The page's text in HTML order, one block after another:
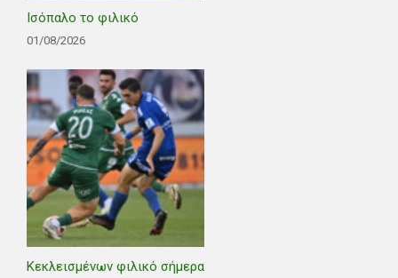
Ισόπαλο το φιλικό
01/08/2026
Κεκλεισμένων φιλικό σήμερα